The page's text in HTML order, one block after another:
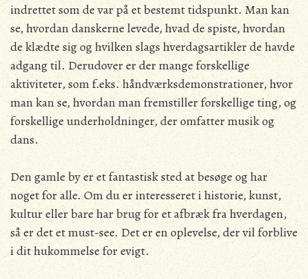
indrettet som de var på et bestemt tidspunkt. Man kan
se, hvordan danskerne levede, hvad de spiste, hvordan
de klædte sig og hvilken slags hverdagsartikler de havde
adgang til. Derudover er der mange forskellige
aktiviteter, som f.eks. håndværksdemonstrationer, hvor
man kan se, hvordan man fremstiller forskellige ting, og
forskellige underholdninger, der omfatter musik og
dans.
Den gamle by er et fantastisk sted at besøge og har
noget for alle. Om du er interesseret i historie, kunst,
kultur eller bare har brug for et afbræk fra hverdagen,
så er det et must-see. Det er en oplevelse, der vil forblive
i dit hukommelse for evigt.